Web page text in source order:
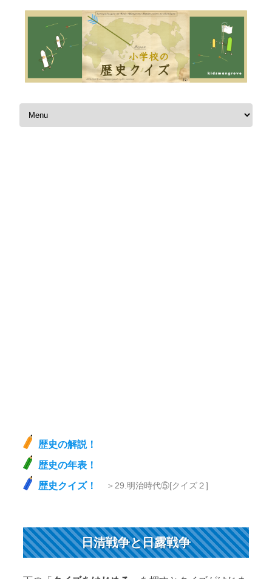
Skip to content
歴史の解説！
歴史の年表！
歴史クイズ！
＞29.明治時代⑤[クイズ２]
日清戦争と日露戦争